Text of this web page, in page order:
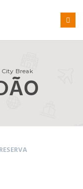
City Break